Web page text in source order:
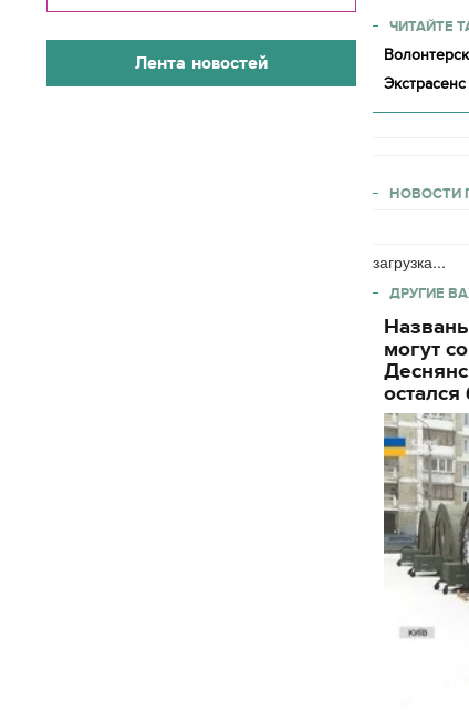
Лента новостей
ЧИТАЙТЕ
НОВОСТИ
загрузка...
ДРУГИЕ
могут